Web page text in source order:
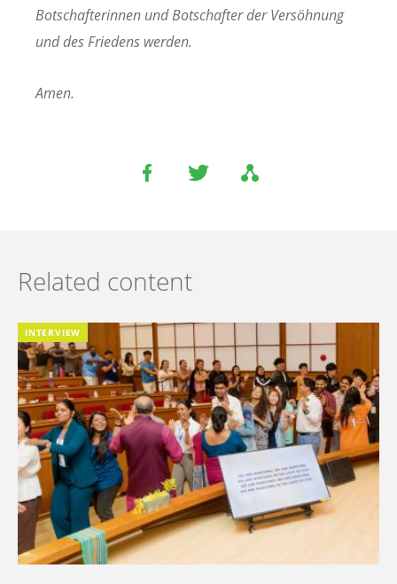
Botschafterinnen und Botschafter der Versöhnung
und des Friedens werden.
Amen.
Related content
INTERVIEW